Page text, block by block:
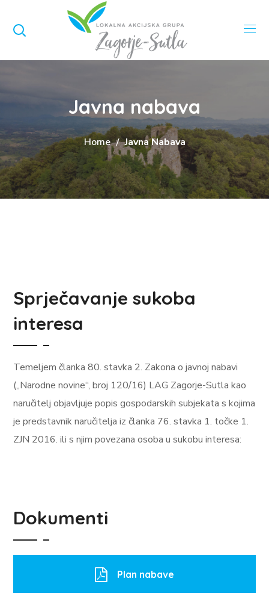
Javna nabava
Home Javna Nabava
Sprječavanje sukoba
interesa
Temeljem članka 80. stavka 2. Zakona o javnoj nabavi
(„Narodne novine“, broj 120/16) LAG Zagorje-Sutla kao
naručitelj objavljuje popis gospodarskih subjekata s kojima
je predstavnik naručitelja iz članka 76. stavka 1. točke 1.
ZJN 2016. ili s njim povezana osoba u sukobu interesa:
Dokumenti
Plan nabave